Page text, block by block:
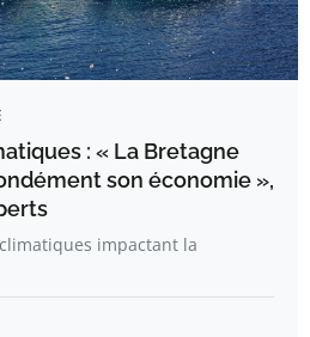
: « La Bretagne
son économie »,
impactant la